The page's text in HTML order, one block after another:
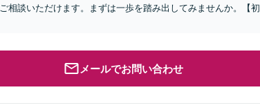
相談いただけます。まずは一歩を踏み出してみませんか。【初
メールでお問い合わせ